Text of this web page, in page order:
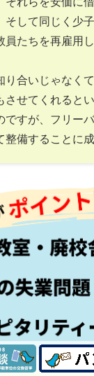
そして同じく少
たちを再雇用し
り合いじゃなく
させてくれると
ですが、フリー
備することに成